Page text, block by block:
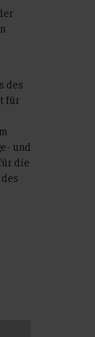
des
für
und
die